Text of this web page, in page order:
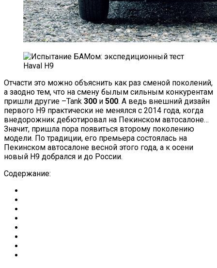
Отчасти это можно объяснить как раз сменой поколений,
а заодно тем, что на смену былым сильным конкурентам
пришли другие –Tank 300 и 500. А ведь внешний дизайн
первого H9 практически не менялся с 2014 года, когда
внедорожник дебютировал на Пекинском автосалоне…
Значит, пришла пора появиться второму поколению
модели. По традиции, его премьера состоялась на
Пекинском автосалоне весной этого года, а к осени
новый H9 добрался и до России.
Содержание: